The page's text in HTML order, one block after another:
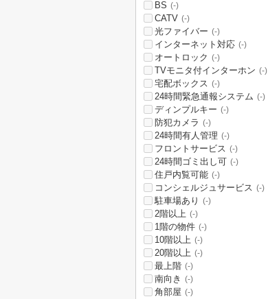
BS (-)
CATV (-)
光ファイバー (-)
インターネット対応 (-)
オートロック (-)
TVモニタ付インターホン (-)
宅配ボックス (-)
24時間緊急通報システム (-)
ディンプルキー (-)
防犯カメラ (-)
24時間有人管理 (-)
フロントサービス (-)
24時間ゴミ出し可 (-)
住戸内覧可能 (-)
コンシェルジュサービス (-)
駐車場あり (-)
2階以上 (-)
1階の物件 (-)
10階以上 (-)
20階以上 (-)
最上階 (-)
南向き (-)
角部屋 (-)